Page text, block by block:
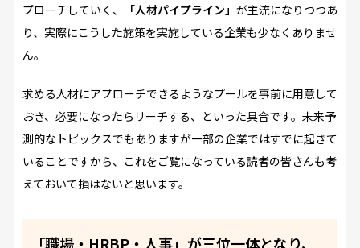
プローチしていく、
「人材パイプライン」 が主流になりつつあ
り、実際にこうした施策を実施している企業も少なくありませ
ん。
求める人材にアプローチできるようなプールを事前に用意して
おき、必要になったらリーチする、といった具合です。未来予
測的なトピックスでもありますが一部の企業ではすでに起きて
いることですから、これをご覧になっている読者の皆さんも考
えておいて損はないと思います。
「職場・HRBP・人事」が三位一体となり、